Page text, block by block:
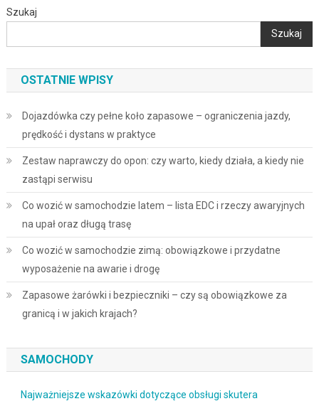
Szukaj
Szukaj
OSTATNIE WPISY
Dojazdówka czy pełne koło zapasowe – ograniczenia jazdy,
prędkość i dystans w praktyce
Zestaw naprawczy do opon: czy warto, kiedy działa, a kiedy nie
zastąpi serwisu
Co wozić w samochodzie latem – lista EDC i rzeczy awaryjnych
na upał oraz długą trasę
Co wozić w samochodzie zimą: obowiązkowe i przydatne
wyposażenie na awarie i drogę
Zapasowe żarówki i bezpieczniki – czy są obowiązkowe za
granicą i w jakich krajach?
SAMOCHODY
Najważniejsze wskazówki dotyczące obsługi skutera